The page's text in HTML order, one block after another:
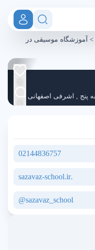
> آموزشگاه موسیقی در
پنج , اشرفی اصفهانی
0
0
02144836757
.sazavaz-school.ir
sazavaz_school@